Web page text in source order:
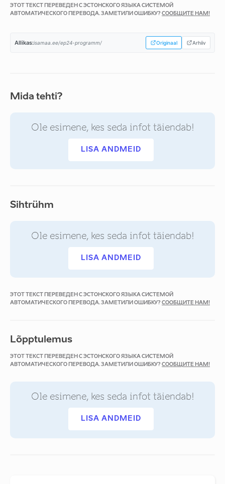
ЭТОТ ТЕКСТ ПЕРЕВЕДЕН С ЭСТОНСКОГО ЯЗЫКА СИСТЕМОЙ
АВТОМАТИЧЕСКОГО ПЕРЕВОДА. ЗАМЕТИЛИ ОШИБКУ? СООБЩИТЕ НАМ!
Allikas:isamaa.ee/ep24-programm/ Originaal Arhiiv
Mida tehti?
Ole esimene, kes seda infot täiendab!
LISA ANDMEID
Sihtrühm
Ole esimene, kes seda infot täiendab!
LISA ANDMEID
ЭТОТ ТЕКСТ ПЕРЕВЕДЕН С ЭСТОНСКОГО ЯЗЫКА СИСТЕМОЙ
АВТОМАТИЧЕСКОГО ПЕРЕВОДА. ЗАМЕТИЛИ ОШИБКУ? СООБЩИТЕ НАМ!
Lõpptulemus
ЭТОТ ТЕКСТ ПЕРЕВЕДЕН С ЭСТОНСКОГО ЯЗЫКА СИСТЕМОЙ
АВТОМАТИЧЕСКОГО ПЕРЕВОДА. ЗАМЕТИЛИ ОШИБКУ? СООБЩИТЕ НАМ!
Ole esimene, kes seda infot täiendab!
LISA ANDMEID